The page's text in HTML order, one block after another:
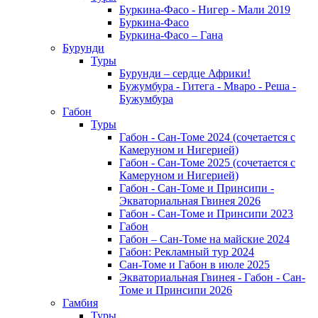
Буркина-Фасо - Нигер - Мали 2019
Буркина-Фасо
Буркина-Фасо – Гана
Бурунди
Туры
Бурунди – сердце Африки!
Бужумбура - Гитега - Мваро - Реша -
Бужумбура
Габон
Туры
Габон - Сан-Томе 2024 (сочетается с
Камеруном и Нигерией)
Габон - Сан-Томе 2025 (сочетается с
Камеруном и Нигерией)
Габон - Сан-Томе и Принсипи -
Экваториальная Гвинея 2026
Габон - Сан-Томе и Принсипи 2023
Габон
Габон – Сан-Томе на майские 2024
Габон: Рекламный тур 2024
Сан-Томе и Габон в июле 2025
Экваториальная Гвинея - Габон - Сан-
Томе и Принсипи 2026
Гамбия
Туры